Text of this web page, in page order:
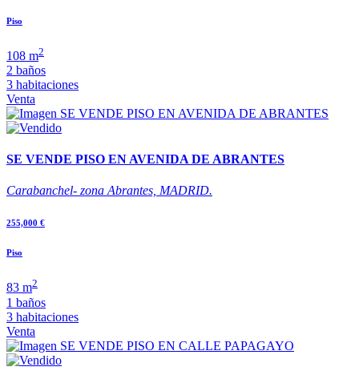
Piso
108 m2
2 baños
3 habitaciones
Venta
SE VENDE PISO EN AVENIDA DE ABRANTES
Carabanchel- zona Abrantes, MADRID.
255,000 €
Piso
83 m2
1 baños
3 habitaciones
Venta